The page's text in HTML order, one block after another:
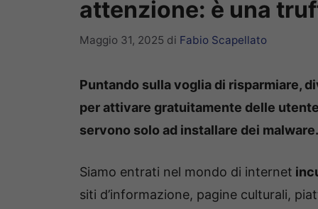
attenzione: è una
Maggio 31, 2025 di Fabio Scapellato
Puntando sulla voglia di risparmiare,
per attivare gratuitamente delle
servono solo ad installare dei malware.
Siamo entrati nel mondo di internet
siti d’informazione, pagine culturali,